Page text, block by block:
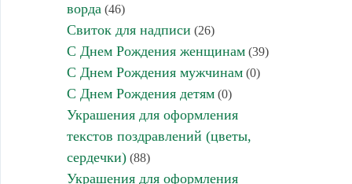
ворда (46)
Свиток для надписи (26)
С Днем Рождения женщинам(39)
С Днем Рождения мужчинам(0)
С Днем Рождения детям(0)
Украшения для оформления
текстов поздравлений (цветы,
сердечки)(88)
Украшения для оформления